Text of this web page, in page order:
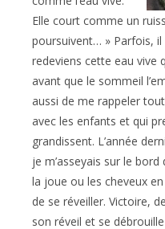
Elle court comme un
poursuivent… » Parfois, il
redeviens cette eau vive
avant que le sommeil
aussi de me rappeler
avec les enfants et qui
grandissent. L’année
je m’asseyais sur le
la joue ou les cheveux en
de se réveiller. Victoire,
son réveil et se débrouille